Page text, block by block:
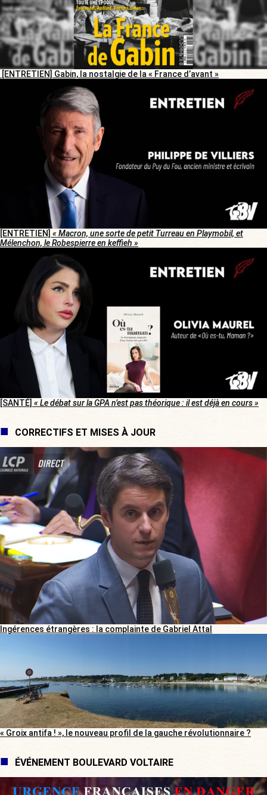
[ENTRETIEN] Gabin, la nostalgie de la « France d’avant »
[ENTRETIEN] « Macron, une sorte de petit Turreau en Playmobil, et
Mélenchon, le Robespierre en keffieh »
[SANTÉ] « Le débat sur la GPA n’est pas théorique : il est déjà en cours »
CORRECTIFS ET MISES À JOUR
Ingérences étrangères : la complainte de Gabriel Attal
« Groix antifa ! », le nouveau profil de la gauche révolutionnaire ?
ÉVÉNEMENT BOULEVARD VOLTAIRE